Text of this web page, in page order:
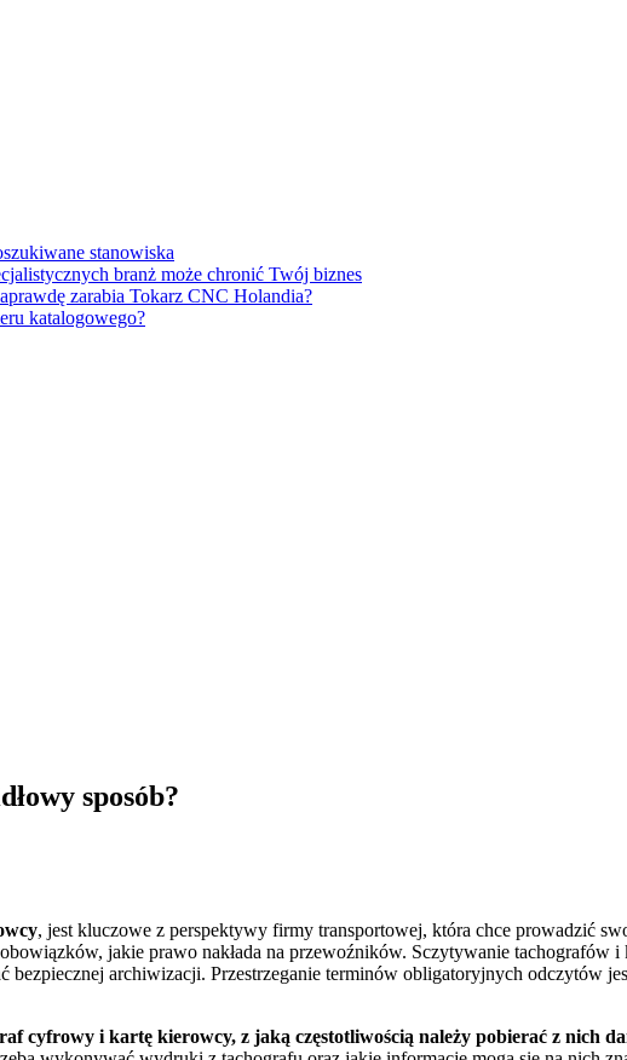
stanowiska
branż może chronić Twój biznes
zarabia Tokarz CNC Holandia?
katalogowego?
sposób?
, jest kluczowe z perspektywy firmy transportowej, która chce prowadzić
jakie prawo nakłada na przewoźników. Sczytywanie tachografów
bezpiecznej archiwizacji. Przestrzeganie terminów obligatoryjnych odczytów
cyfrowy i kartę kierowcy, z jaką częstotliwością należy pobierać z nich